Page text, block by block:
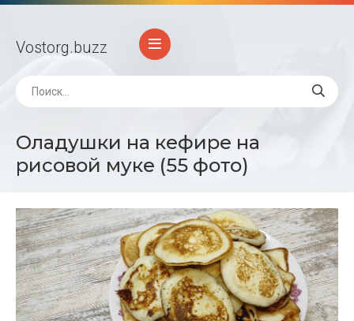
Vostorg.buzz
Оладушки на кефире на
рисовой муке (55 фото)